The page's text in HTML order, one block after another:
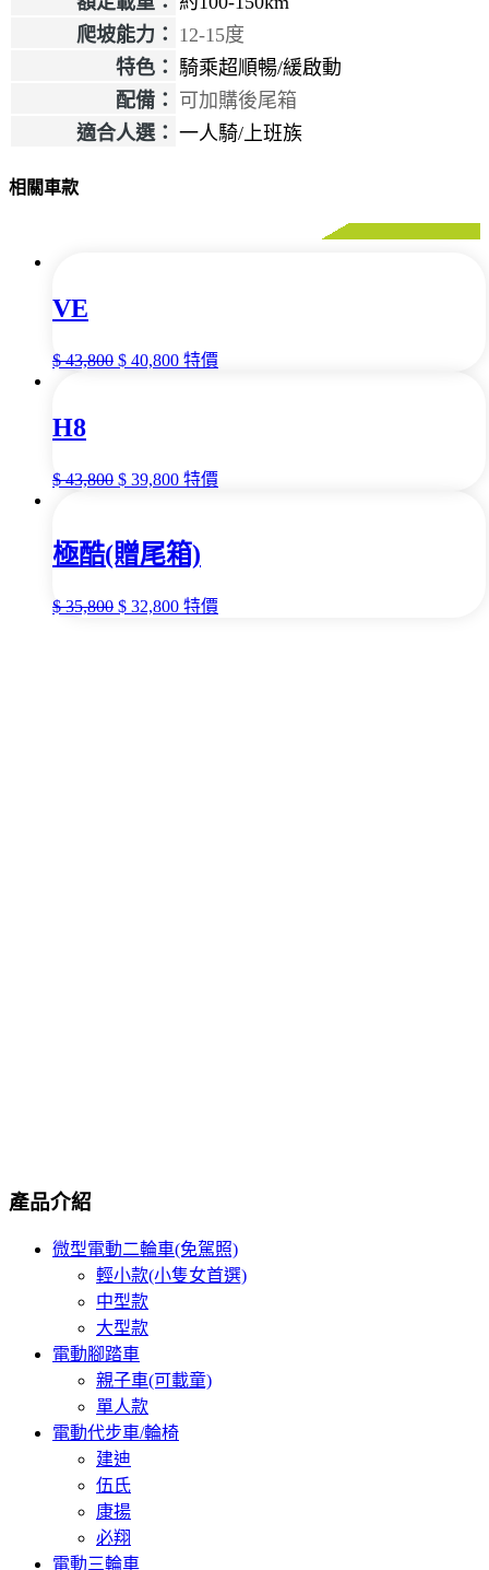
爬坡能力： 12-15度
特色： 騎乘超順暢/緩啟動
配備：
可加購後尾箱
適合人選： 一人騎/上班族
相關車款
VE
$43,800 $ 40,800 特價
H8
$43,800 $ 39,800 特價
極酷(贈尾箱)
$35,800 $ 32,800 特價
產品介紹
微型電動二輪車(免駕照)
輕小款(小隻女首選)
中型款
大型款
電動腳踏車
親子車(可載童)
單人款
電動代步車/輪椅
建迪
伍氏
康揚
必翔
電動三輪車